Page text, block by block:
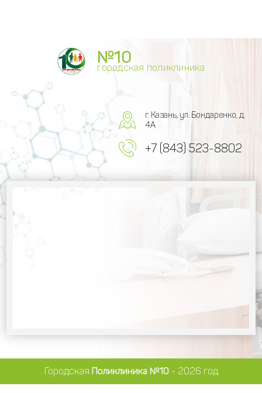
№10
городская поликлиника
г. Казань, ул. Бондаренко, д.
4А
+7 (843) 523-8802
Городская Поликлиника №10 - 2026 год